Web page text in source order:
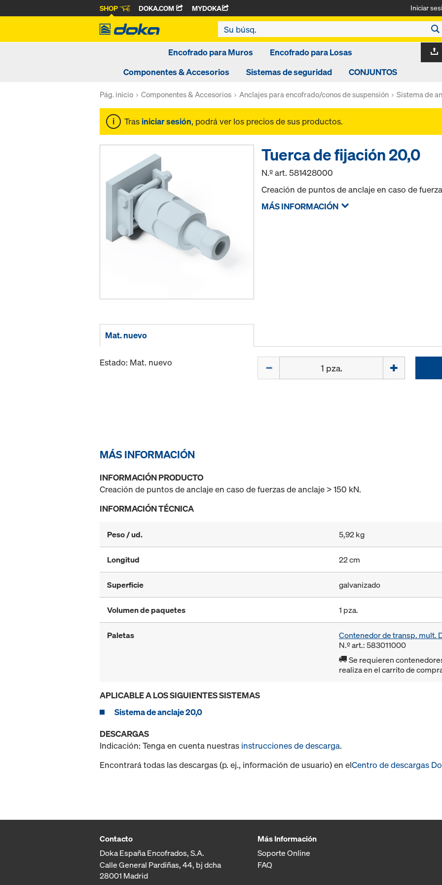
SHOP DOKA.COM MYDOKA Iniciar
Encofrado para Muros
Encofrado para Losas
Componentes & Accesorios
Sistemas de seguridad CONJUNTOS
Pág. inicio Componentes & Accesorios Anclajes para encofrado/conos de suspensión Sistema de
Tras iniciar sesión, podrá ver los precios de sus productos.
Tuerca de fijación 20,0
N.º art.581428000
Creación de puntos de anclaje en caso de
MÁS INFORMACIÓN
Mat. nuevo
Estado: Mat. nuevo
MÁS INFORMACIÓN
INFORMACIÓN PRODUCTO
Creación de puntos de anclaje en caso de fuerzas de anclaje > 150 kN.
INFORMACIÓN TÉCNICA
Peso / ud. 5,92 kg
Longitud 22 cm
Superficie galvanizado
Volumen de paquetes 1 pza.
Paletas
Contenedor de transp. mult.
N.º art.: 583011000
Se requieren
realiza en el carrito de
APLICABLE A LOS SIGUIENTES SISTEMAS
Sistema de anclaje 20,0
DESCARGAS
Indicación: Tenga en cuenta nuestras instrucciones de descarga.
Encontrará todas las descargas (p. ej., información de usuario) en elCentro de descargas
Contacto
Doka España Encofrados, S.A.
Calle General Pardiñas, 44, bj dcha
28001 Madrid
Más Información
Soporte Online
FAQ